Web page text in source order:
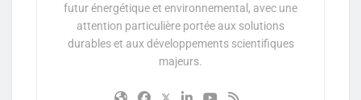
futur énergétique et environnemental, avec une
attention particulière portée aux solutions
durables et aux développements scientifiques
majeurs.